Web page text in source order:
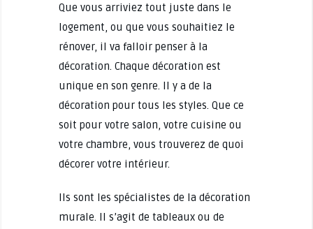
Que vous arriviez tout juste dans le
logement, ou que vous souhaitiez le
rénover, il va falloir penser à la
décoration. Chaque décoration est
unique en son genre. Il y a de la
décoration pour tous les styles. Que ce
soit pour votre salon, votre cuisine ou
votre chambre, vous trouverez de quoi
décorer votre intérieur.
Ils sont les spécialistes de la décoration
murale. Il s’agit de tableaux ou de